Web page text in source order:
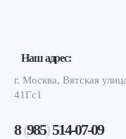
Наш адрес:
г. Москва, Вятская
41Гс1
8(985)514-07-09